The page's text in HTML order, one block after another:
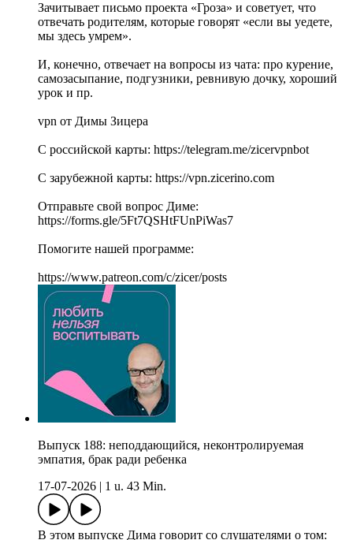
Зачитывает письмо проекта «Гроза» и советует, что
отвечать родителям, которые говорят «если вы уедете,
мы здесь умрем».
И, конечно, отвечает на вопросы из чата: про курение,
самозасыпание, подгузники, ревнивую дочку, хороший
урок и пр.
vpn от Димы Зицера
С российской карты: https://telegram.me/zicervpnbot
С зарубежной карты: https://vpn.zicerino.com
Отправьте свой вопрос Диме:
https://forms.gle/5Ft7QSHtFUnPiWas7
Помогите нашей программе:
https://www.patreon.com/c/zicer/posts
Выпуск 188: неподдающийся, неконтролируемая
эмпатия, брак ради ребенка
17-07-2026
1 u. 43 Min.
В этом выпуске Дима говорит со слушателями о том: